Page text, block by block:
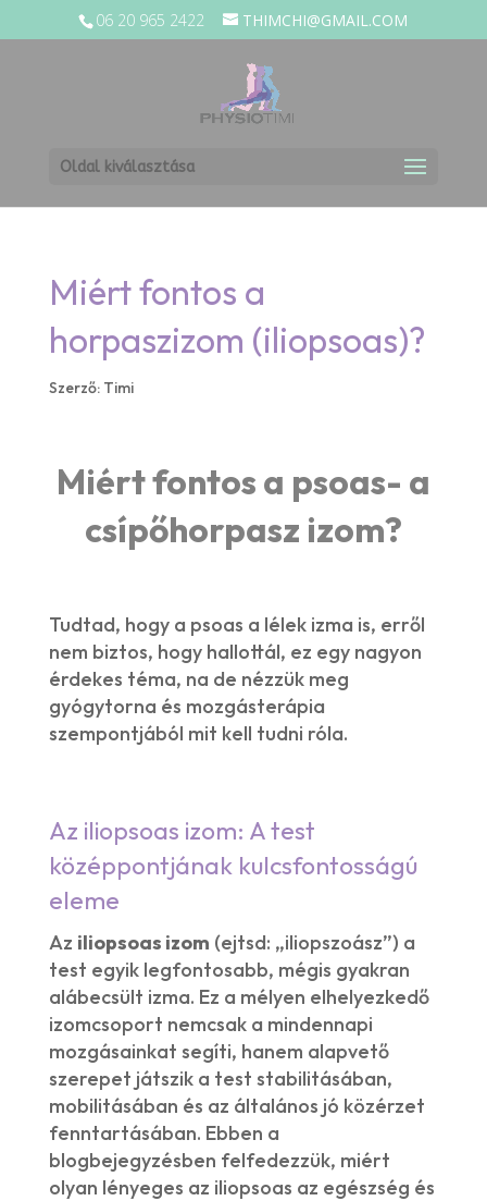
06 20 965 2422 THIMCHI@GMAIL.COM
Oldal kiválasztása
Miért fontos a
horpaszizom (iliopsoas)?
Szerző: Timi
Miért fontos a psoas- a
csípőhorpasz izom?
Tudtad, hogy a psoas a lélek izma is, erről
nem biztos, hogy hallottál, ez egy nagyon
érdekes téma, na de nézzük meg
gyógytorna és mozgásterápia
szempontjából mit kell tudni róla.
Az iliopsoas izom: A test
középpontjának kulcsfontosságú
eleme
Az iliopsoas izom (ejtsd: „iliopszoász”) a
test egyik legfontosabb, mégis gyakran
alábecsült izma. Ez a mélyen elhelyezkedő
izomcsoport nemcsak a mindennapi
mozgásainkat segíti, hanem alapvető
szerepet játszik a test stabilitásában,
mobilitásában és az általános jó közérzet
fenntartásában. Ebben a
blogbejegyzésben felfedezzük, miért
olyan lényeges az iliopsoas az egészség és